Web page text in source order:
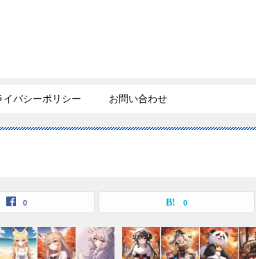
イバシーポリシー お問い合わせ
0 0